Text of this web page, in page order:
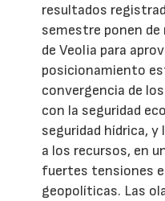
resultados
semestre ponen
de Veolia para
posicionamiento
convergencia de
con la seguridad
seguridad hídrica, y
a los recursos, en
fuertes tensiones
geopolíticas. Las